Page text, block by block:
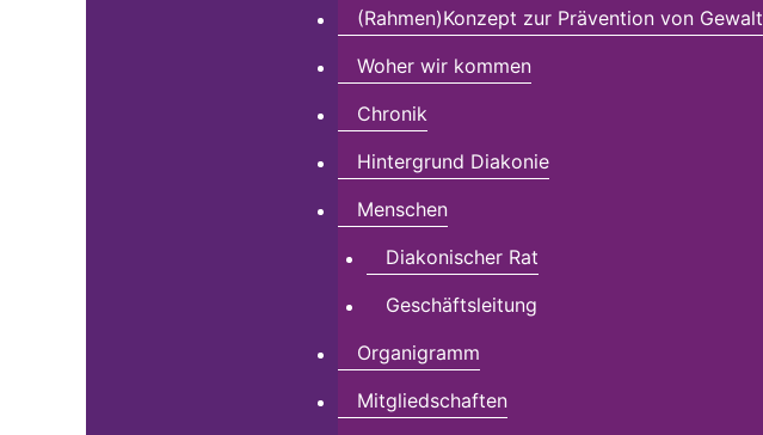
(Rahmen)Konzept zur Prävention von Gewalt
Woher wir kommen
Chronik
Hintergrund Diakonie
Menschen
Diakonischer Rat
Geschäftsleitung
Organigramm
Mitgliedschaften